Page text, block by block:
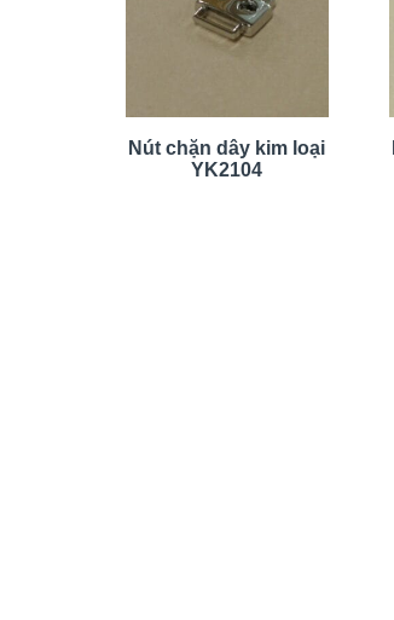
Nút chặn dây kim loại
YK2104